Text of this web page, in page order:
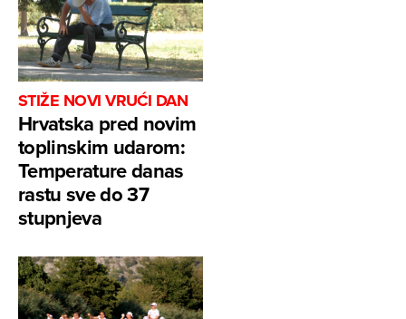
STIŽE NOVI VRUĆI DAN
Hrvatska pred novim
toplinskim udarom:
Temperature danas
rastu sve do 37
stupnjeva